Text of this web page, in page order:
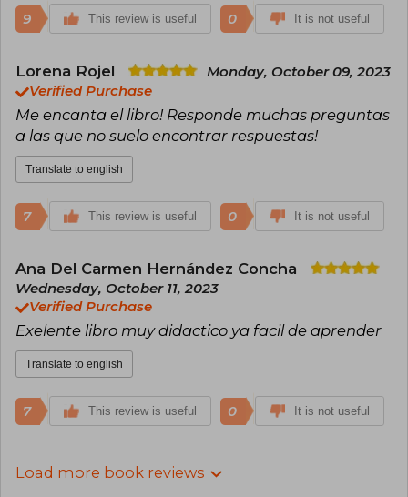
9 This review is useful 0 It is not useful
Lorena Rojel
Monday, October 09, 2023
Verified Purchase
Me encanta el libro! Responde muchas preguntas
a las que no suelo encontrar respuestas!
Translate to english
7 This review is useful 0 It is not useful
Ana Del Carmen Hernández Concha
Wednesday, October 11, 2023
Verified Purchase
Exelente libro muy didactico ya facil de aprender
Translate to english
7 This review is useful 0 It is not useful
Load more book reviews